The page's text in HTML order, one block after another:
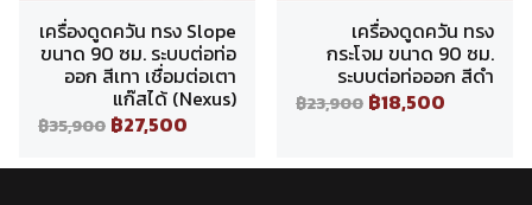
เครื่องดูดควัน ทรง Slope
ขนาด 90 ซม. ระบบต่อท่อ
ออก สีเทา เชื่อมต่อเตา
แก๊สได้ (Nexus)
฿35,900 ฿27,500
เครื่องดูดควัน ทรง
กระโจม ขนาด 90 ซม.
ระบบต่อท่อออก สีดำ
฿23,900 ฿18,500